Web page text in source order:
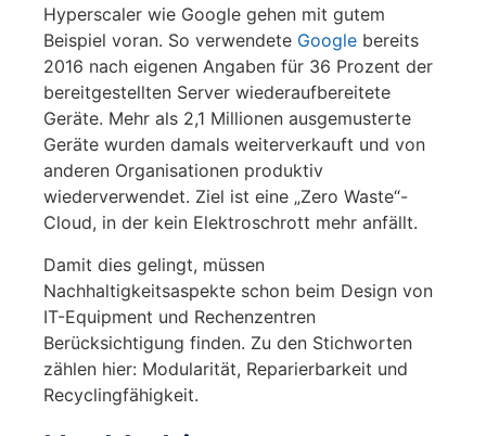
Hyperscaler wie Google gehen mit gutem
Beispiel voran. So verwendete Google bereits
2016 nach eigenen Angaben für 36 Prozent der
bereitgestellten Server wiederaufbereitete
Geräte. Mehr als 2,1 Millionen ausgemusterte
Geräte wurden damals weiterverkauft und von
anderen Organisationen produktiv
wiederverwendet. Ziel ist eine „Zero Waste“-
Cloud, in der kein Elektroschrott mehr anfällt.
Damit dies gelingt, müssen
Nachhaltigkeitsaspekte schon beim Design von
IT-Equipment und Rechenzentren
Berücksichtigung finden. Zu den Stichworten
zählen hier: Modularität, Reparierbarkeit und
Recyclingfähigkeit.